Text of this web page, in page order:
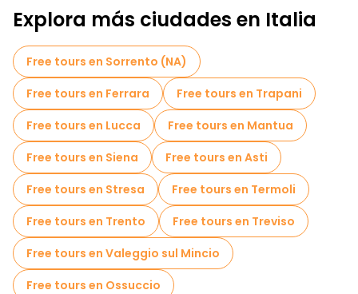
Explora más ciudades en Italia
Free tours en Sorrento (NA)
Free tours en Ferrara
Free tours en Trapani
Free tours en Lucca
Free tours en Mantua
Free tours en Siena
Free tours en Asti
Free tours en Stresa
Free tours en Termoli
Free tours en Trento
Free tours en Treviso
Free tours en Valeggio sul Mincio
Free tours en Ossuccio